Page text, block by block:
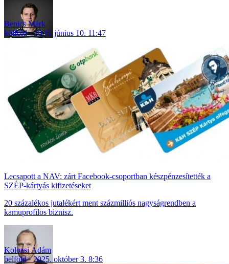
Benics Márk
külföld
2026. június 10. 11:47
Lecsapott a NAV: zárt Facebook-csoportban készpénzesítették a
SZÉP-kártyás kifizetéseket
20 százalékos jutalékért ment százmilliós nagyságrendben a
kamuprofilos biznisz.
Kolozsi Ádám
belföld
2025. október 3. 8:36